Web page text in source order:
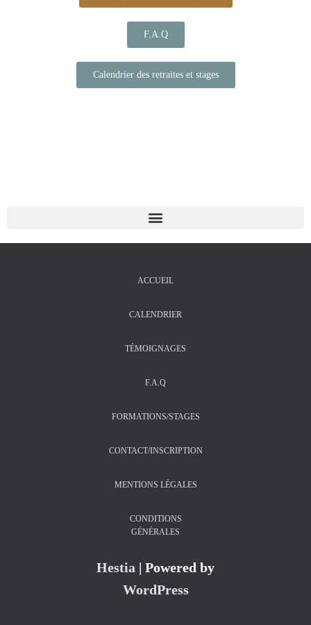
F.A.Q
Calendrier des retraites et stages
ACCUEIL
CALENDRIER
TÉMOIGNAGES
F.A.Q
FORMATIONS/STAGES
CONTACT/INSCRIPTION
MENTIONS LÉGALES
CONDITIONS
GÉNÉRALES
Hestia | Powered by
WordPress